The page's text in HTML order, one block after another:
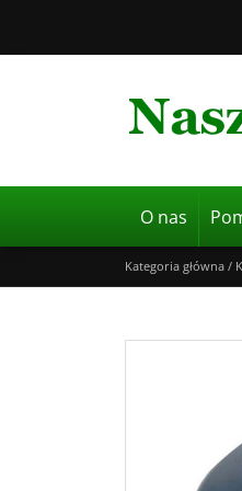
O nas
Kategoria główna /